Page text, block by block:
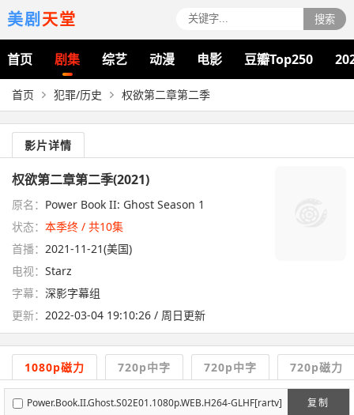
美剧天堂 搜索
首页 剧集 综艺 动漫 电影 豆瓣Top250
首页 犯罪/历史 权欲第二章第二季
影片详情
权欲第二章第二季(2021)
原名： Power Book II: Ghost Season 1
状态： 本季终 / 共10集
首播： 2021-11-21(美国)
电视： Starz
字幕： 深影字幕组
更新： 2022-03-04 19:10:26 / 周日更新
1080p磁力 720p中字 720p中字 720p磁力
复制
Power.Book.II.Ghost.S02E01.1080p.WEB.H264-GLHF[rartv]